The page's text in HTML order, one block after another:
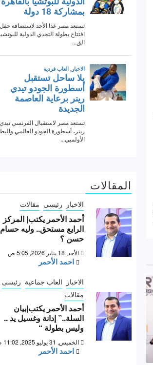
المقالات
الاخبار رئيسى مقالات
أحمد الأحمر يكتب| المركز
الرابع مستحق.. وليه حسام
حسن ؟
الأحد, 18 يناير 2026, 5:05 ص
احمد الأحمر
الاخبار العاب جماعية رئيسى
مقالات
أحمد الأحمر يكتب|بيان
السلة..” إدانة وغسيل يد ..
وليس بطولة “
الخميس, 31 يوليو 2025, 11:02 ص
احمد الأحمر